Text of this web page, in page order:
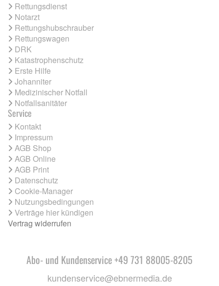
Rettungsdienst
Notarzt
Rettungshubschrauber
Rettungswagen
DRK
Katastrophenschutz
Erste Hilfe
Johanniter
Medizinischer Notfall
Notfallsanitäter
Service
Kontakt
Impressum
AGB Shop
AGB Online
AGB Print
Datenschutz
Cookie-Manager
Nutzungsbedingungen
Verträge hier kündigen
Vertrag widerrufen
Abo- und Kundenservice +49 731 88005-8205
kundenservice@ebnermedia.de